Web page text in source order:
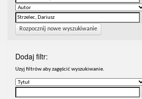
Rozpocznij nowe wyszukiwanie
Dodaj filtr:
Uzyj filtrów aby zagęścić wyszukiwanie.